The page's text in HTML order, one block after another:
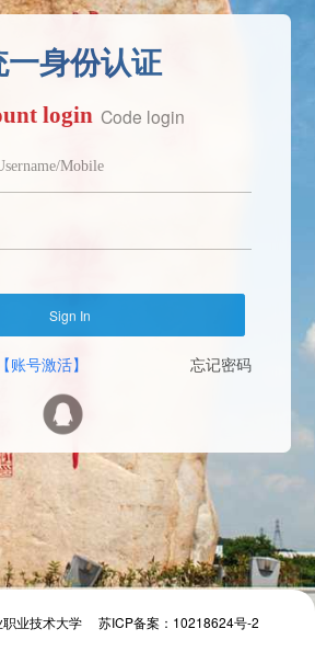
一身份认证
login Code login
【账号激活】 忘记密码
Send verification code
on soon. Please pay attention to your privacy
微信扫一扫
【账号激活】 忘记密码
职业技术大学 苏ICP备案：10218624号-2